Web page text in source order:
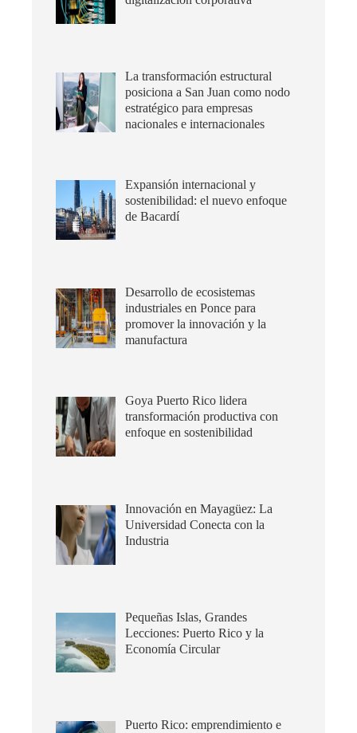
La transformación estructural
posiciona a San Juan como nodo
estratégico para empresas
nacionales e internacionales
Expansión internacional y
sostenibilidad: el nuevo enfoque
de Bacardí
Desarrollo de ecosistemas
industriales en Ponce para
promover la innovación y la
manufactura
Goya Puerto Rico lidera
transformación productiva con
enfoque en sostenibilidad
Innovación en Mayagüez: La
Universidad Conecta con la
Industria
Pequeñas Islas, Grandes
Lecciones: Puerto Rico y la
Economía Circular
Puerto Rico: emprendimiento e